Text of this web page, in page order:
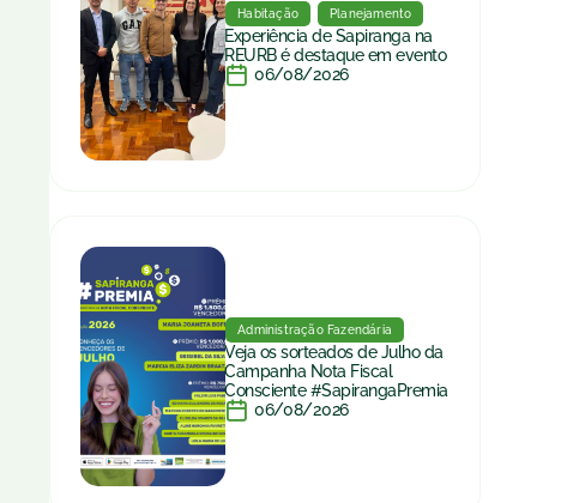
Habitação Planejamento
Experiência de Sapiranga na
REURB é destaque em evento
06/08/2026
Administração Fazendária
Veja os sorteados de Julho da
Campanha Nota Fiscal
Consciente #SapirangaPremia
06/08/2026